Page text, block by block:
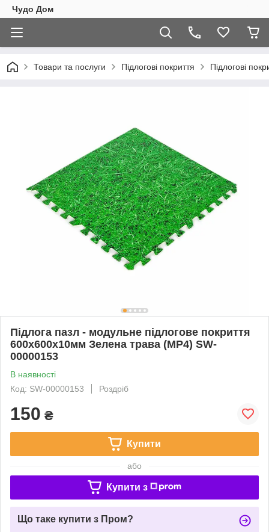
Чудо Дом
Товари та послуги Підлогові покриття Підлогові
Підлога пазл - модульне підлогове покриття
600x600x10мм Зелена трава (МР4) SW-
00000153
В наявності
Код: SW-00000153
Роздріб
150 ₴
Купити
або
Купити з
Що таке купити з Пром?